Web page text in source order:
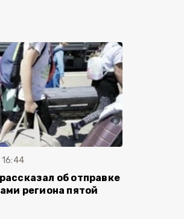
16:44
об отправке
региона пятой